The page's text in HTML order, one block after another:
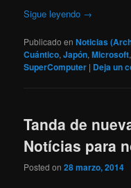
Sigue leyendo →
Publicado en Noticias
Cuántico,Japón,Microsoft
SuperComputer | Deja un
Tanda de
Notícias para
Posted on28 marzo, 2014